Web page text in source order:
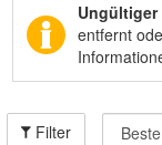
entfernt
Filter